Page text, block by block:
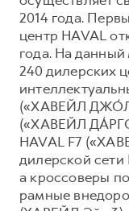
2014 года.
центр HAVAL
года. На
240 дилерских
(«ХАВЕЙЛ
(«ХАВЕЙЛ
HAVAL F7
дилерской
а кроссоверы
рамные